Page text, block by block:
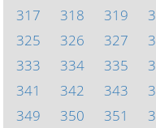
317
318 319
325
326 327
333
334 335
341
342 343
349
350 351